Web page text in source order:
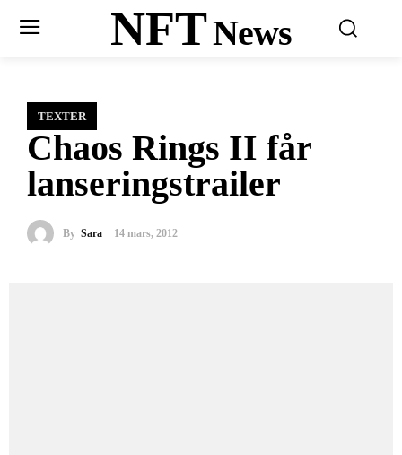
NFTNews
TEXTER
Chaos Rings II får
lanseringstrailer
By Sara 14 mars, 2012